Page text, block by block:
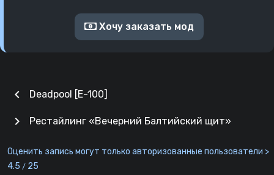
Хочу заказать мод
chevron_left Deadpool [E-100]
Рестайлинг «Вечерний Балтийский щит»
chevron_right
Оценить запись могут только авторизованные пользователи >
4.5 / 25